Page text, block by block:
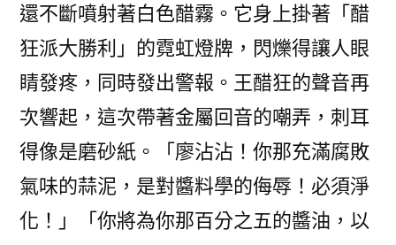
還不斷噴射著白色醋霧。它身上掛著「醋
狂派大勝利」的霓虹燈牌，閃爍得讓人眼
睛發疼，同時發出警報。王醋狂的聲音再
次響起，這次帶著金屬回音的嘲弄，刺耳
得像是磨砂紙。「廖沾沾！你那充滿腐敗
氣味的蒜泥，是對醬料學的侮辱！必須淨
化！」「你將為你那百分之五的醬油，以